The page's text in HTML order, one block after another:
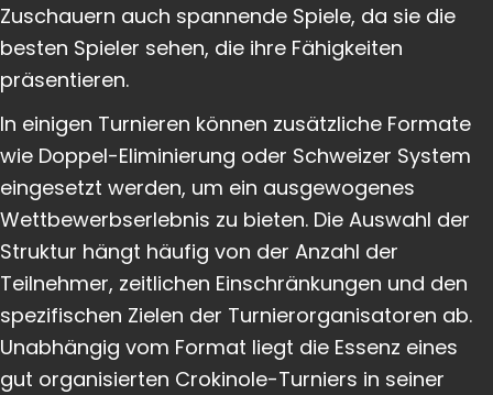
Zuschauern auch spannende Spiele, da sie die
besten Spieler sehen, die ihre Fähigkeiten
präsentieren.
In einigen Turnieren können zusätzliche Formate
wie Doppel-Eliminierung oder Schweizer System
eingesetzt werden, um ein ausgewogenes
Wettbewerbserlebnis zu bieten. Die Auswahl der
Struktur hängt häufig von der Anzahl der
Teilnehmer, zeitlichen Einschränkungen und den
spezifischen Zielen der Turnierorganisatoren ab.
Unabhängig vom Format liegt die Essenz eines
gut organisierten Crokinole-Turniers in seiner